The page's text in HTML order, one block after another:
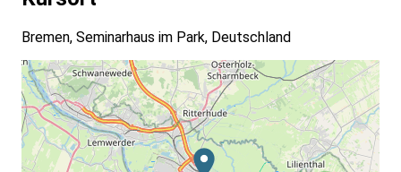
Bremen, Seminarhaus im Park, Deutschland